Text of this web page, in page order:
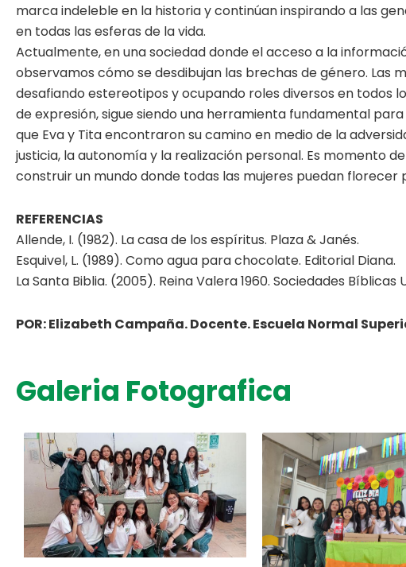
marca indeleble en la historia y continúan inspirando a las
en todas las esferas de la vida.
Actualmente, en una sociedad donde el acceso a la
observamos cómo se desdibujan las brechas de género. Las
desafiando estereotipos y ocupando roles diversos en todos
de expresión, sigue siendo una herramienta fundamental
que Eva y Tita encontraron su camino en medio de la
justicia, la autonomía y la realización personal. Es momento
construir un mundo donde todas las mujeres puedan florecer
REFERENCIAS
Allende, I. (1982). La casa de los espíritus. Plaza & Janés.
Esquivel, L. (1989). Como agua para chocolate. Editorial Diana.
La Santa Biblia. (2005). Reina Valera 1960. Sociedades Bíblicas
POR: Elizabeth Campaña. Docente. Escuela Normal
Galeria Fotografica